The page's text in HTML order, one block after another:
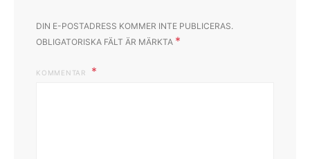
DIN E-POSTADRESS KOMMER INTE PUBLICERAS.
OBLIGATORISKA FÄLT ÄR MÄRKTA *
KOMMENTAR